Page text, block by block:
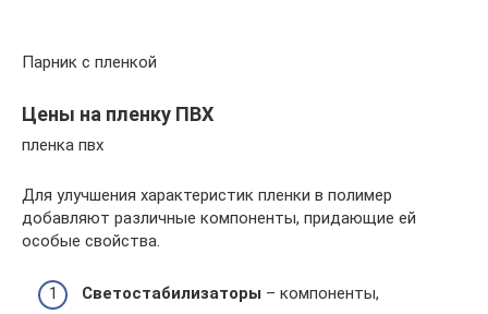
Парник с пленкой
Цены на пленку ПВХ
пленка пвх
Для улучшения характеристик пленки в полимер
добавляют различные компоненты, придающие ей
особые свойства.
Светостабилизаторы – компоненты,